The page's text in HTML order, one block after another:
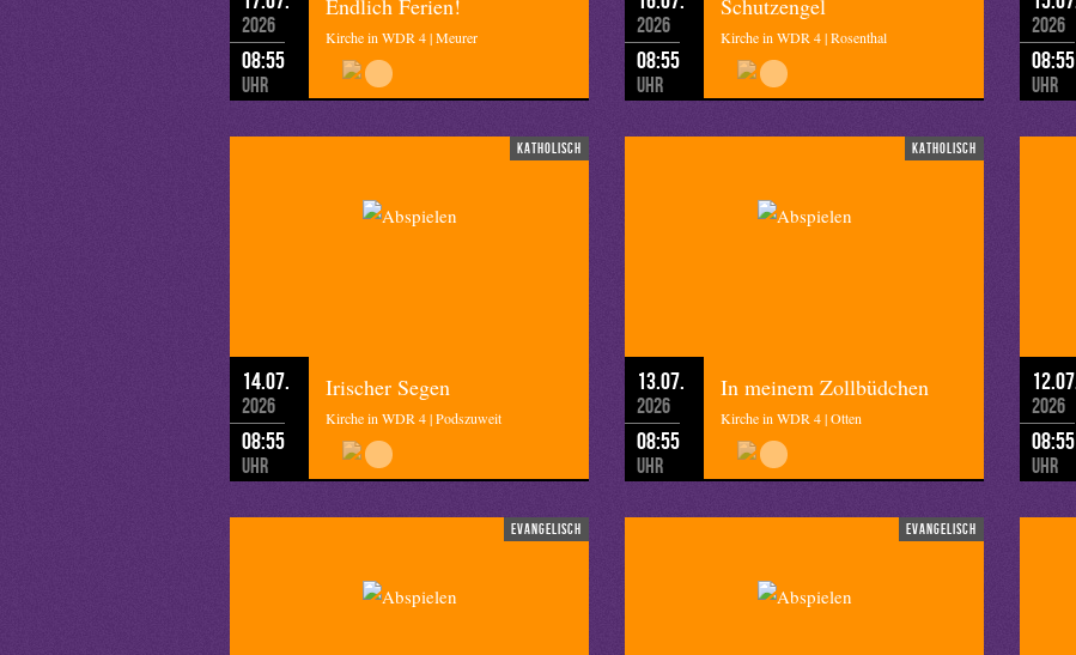
2026
08:55
Uhr
Endlich Ferien!
Kirche in WDR 4 | Meurer
2026
08:55
Uhr
Schutzengel
Kirche in WDR 4 | Rosenthal
2026
08:55
Uhr
katholisch
14.07.
2026
08:55
Uhr
Irischer Segen
Kirche in WDR 4 | Podszuweit
katholisch
13.07.
2026
08:55
Uhr
In meinem Zollbüdchen
Kirche in WDR 4 | Otten
12.07.
2026
08:55
Uhr
evangelisch evangelisch